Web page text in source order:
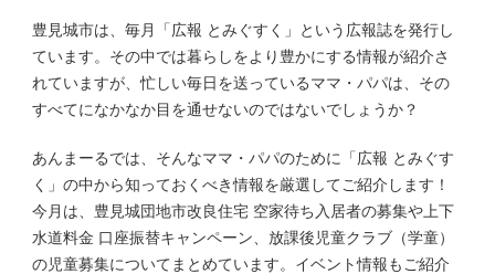
豊見城市は、毎月「広報 とみぐすく」という広報誌を発行し
ています。その中では暮らしをより豊かにする情報が紹介さ
れていますが、忙しい毎日を送っているママ・パパは、その
すべてになかなか目を通せないのではないでしょうか？
あんまーるでは、そんなママ・パパのために「広報 とみぐす
く」の中から知っておくべき情報を厳選してご紹介します！
今月は、豊見城団地市改良住宅 空家待ち入居者の募集や上下
水道料金 口座振替キャンペーン、放課後児童クラブ（学童）
の児童募集についてまとめています。イベント情報もご紹介